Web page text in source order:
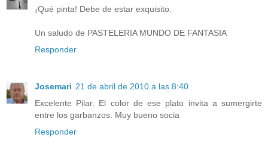
¡Qué pinta! Debe de estar exquisito.
Un saludo de PASTELERIA MUNDO DE FANTASIA
Responder
Josemari 21 de abril de 2010 a las 8:40
Excelente Pilar. El color de ese plato invita a sumergirte
entre los garbanzos. Muy bueno socia
Responder